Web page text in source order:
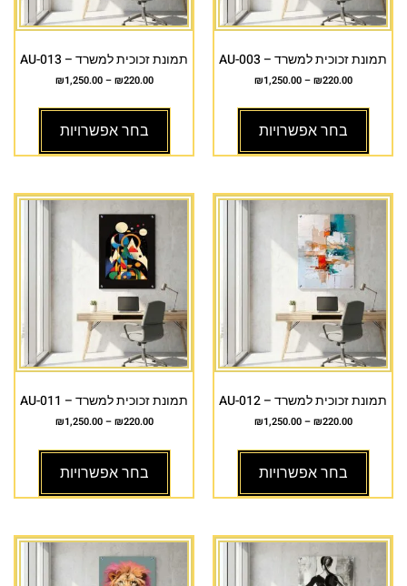
תמונת זכוכית למשרד – AU-003
₪220.00
–
₪1,250.00
בחר אפשרויות
תמונת זכוכית למשרד – AU-013
₪220.00
–
₪1,250.00
בחר אפשרויות
תמונת זכוכית למשרד – AU-012
₪220.00
–
₪1,250.00
בחר אפשרויות
תמונת זכוכית למשרד – AU-011
₪220.00
–
₪1,250.00
בחר אפשרויות